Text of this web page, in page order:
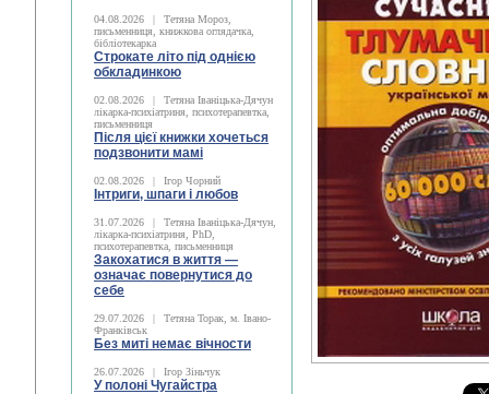
04.08.2026 |
Тетяна Мороз,
письменниця, книжкова оглядачка,
бібліотекарка
Строкате літо під однією
обкладинкою
02.08.2026 |
Тетяна Іваніцька-Дячун
лікарка-психіатриня, психотерапевтка,
письменниця
Після цієї книжки хочеться
подзвонити мамі
02.08.2026 | Ігор Чорний
Інтриги, шпаги і любов
31.07.2026 |
Тетяна Іваніцька-Дячун,
лікарка-психіатриня, PhD,
психотерапевтка, письменниця
Закохатися в життя —
означає повернутися до
себе
29.07.2026 |
Тетяна Торак, м. Івано-
Франківськ
Без миті немає вічности
26.07.2026 | Ігор Зіньчук
У полоні Чугайстра